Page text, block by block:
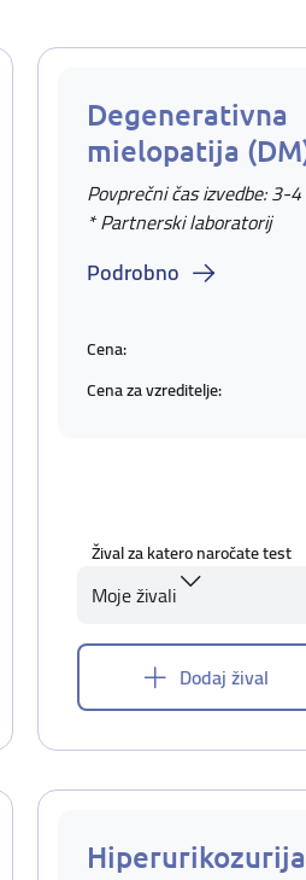
Degenerativna
mielopatija
Povprečni čas izvedbe: 3-
* Partnerski laboratorij
Podrobno
Cena:
Cena za vzreditelje:
Žival za katero naročate test
Moje živali
Dodaj žival